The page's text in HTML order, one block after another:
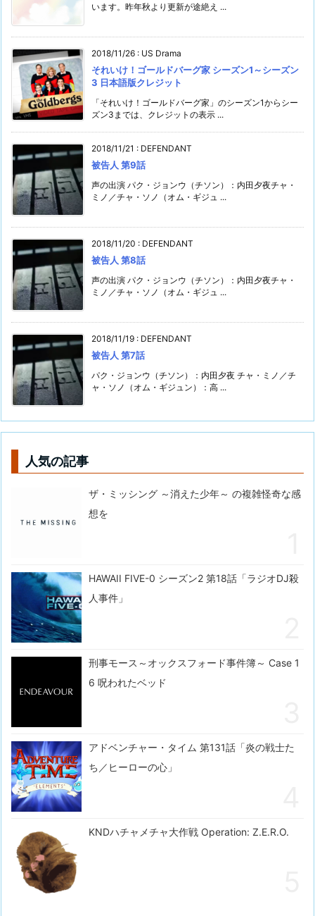
います。昨年秋より更新が途絶え ...
2018/11/26 : US Drama
それいけ！ゴールドバーグ家 シーズン1～シーズン
3 日本語版クレジット
「それいけ！ゴールドバーグ家」のシーズン1からシー
ズン3までは、クレジットの表示 ...
2018/11/21 : DEFENDANT
被告人 第9話
声の出演 パク・ジョンウ（チソン）：内田夕夜チャ・
ミノ／チャ・ソノ（オム・ギジュ ...
2018/11/20 : DEFENDANT
被告人 第8話
声の出演 パク・ジョンウ（チソン）：内田夕夜チャ・
ミノ／チャ・ソノ（オム・ギジュ ...
2018/11/19 : DEFENDANT
被告人 第7話
パク・ジョンウ（チソン）：内田夕夜 チャ・ミノ／チ
ャ・ソノ（オム・ギジュン）：高 ...
人気の記事
ザ・ミッシング ～消えた少年～ の複雑怪奇な感
想を
HAWAII FIVE-0 シーズン2 第18話「ラジオDJ殺
人事件」
刑事モース～オックスフォード事件簿～ Case 1
6 呪われたベッド
アドベンチャー・タイム 第131話「炎の戦士た
ち／ヒーローの心」
KNDハチャメチャ大作戦 Operation: Z.E.R.O.